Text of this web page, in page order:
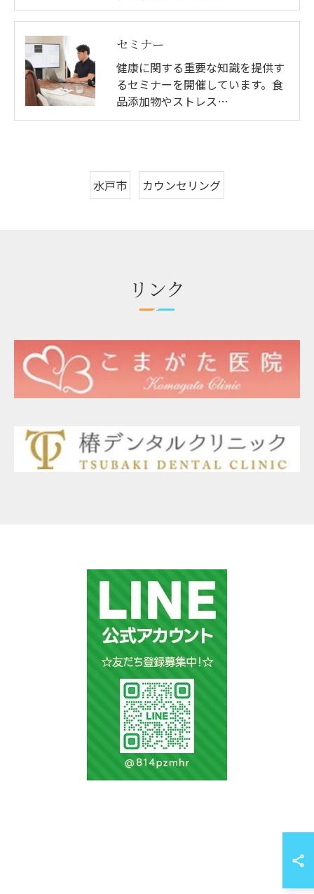
セミナー
健康に関する重要な知識を提供す
るセミナーを開催しています。食
品添加物やストレス…
水戸市 カウンセリング
リンク